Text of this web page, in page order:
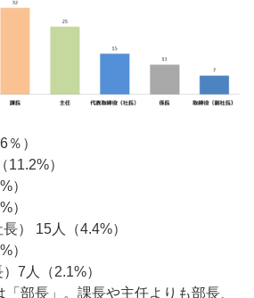
）
）
）
）
） 15人（4.4%）
）
7人（2.1%）
部長」。課長や主任よりも部長、